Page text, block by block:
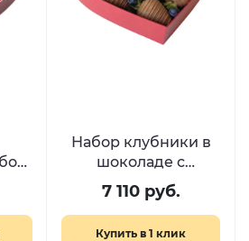
Набор клубники в
шоколаде с
голубикой
«Ягодный пульс»
7 110 руб.
Купить в 1 клик